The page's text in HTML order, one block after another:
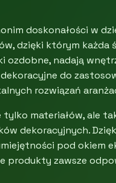
doskonałości w
dzięki którym każda
ozdobne, nadają
do
rozwiązań
materiałów, ale
dekoracyjnych.
pod okiem
produkty zawsze